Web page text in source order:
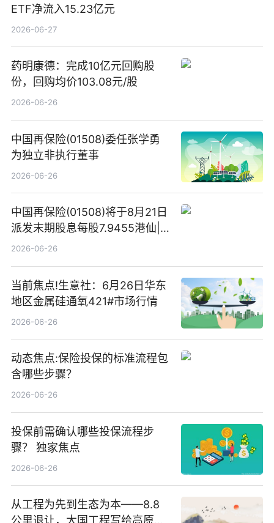
ETF净流入15.23亿元
2026-06-27
药明康德：完成10亿元回购股
份，回购均价103.08元/股
2026-06-26
中国再保险(01508)委任张学勇
为独立非执行董事
2026-06-26
中国再保险(01508)将于8月21日
派发末期股息每股7.9455港仙|
看点
2026-06-26
当前焦点!生意社：6月26日华东
地区金属硅通氧421#市场行情
2026-06-26
动态焦点:保险投保的标准流程包
含哪些步骤？
2026-06-26
投保前需确认哪些投保流程步
骤？ 独家焦点
2026-06-26
从工程为先到生态为本——8.8
公里退让，大国工程写给高原生